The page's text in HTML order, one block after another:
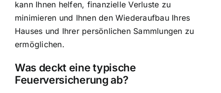
kann Ihnen helfen, finanzielle Verluste zu
minimieren und Ihnen den Wiederaufbau Ihres
Hauses und Ihrer persönlichen Sammlungen zu
ermöglichen.
Was deckt eine typische
Feuerversicherung ab?